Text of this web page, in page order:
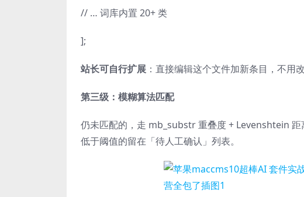
// … 词库内置 20+ 类
];
站长可自行扩展 ：直接编辑这个文件加新条目，不用
第三级：模糊算法匹配
仍未匹配的，走 mb_substr 重叠度 + Levenshtein 距
低于阈值的留在「待人工确认」列表。